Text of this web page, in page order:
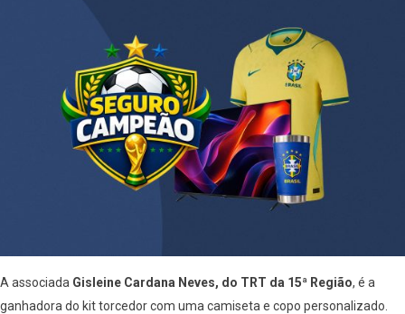
A associada Gisleine Cardana Neves, do TRT da 15ª Região, é a
ganhadora do kit torcedor com uma camiseta e copo personalizado.